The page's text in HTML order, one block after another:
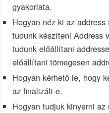
gyakorlata.
Hogyan néz ki az
tudunk készíteni Address
tudunk előállítani
előállítani tömegesen
Hogyan kérhető le, hogy
az finalizált-e.
Hogyan tudjuk kinyerni